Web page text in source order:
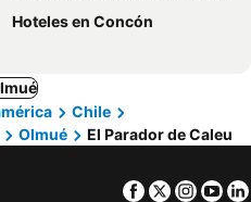
Hoteles en Concón
Chile
Olmué El Parador de Caleu
Facebook
Twitter